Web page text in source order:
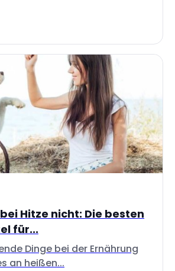
Hitze nicht: Die besten
für...
Dinge bei der Ernährung
an heißen...